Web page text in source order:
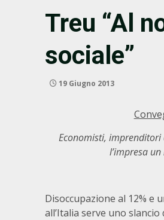
Treu “Al
sociale”
19 Giugno 2013
Economisti, imprenditori
l’impresa
Disoccupazione al 12% e
all’Italia serve uno